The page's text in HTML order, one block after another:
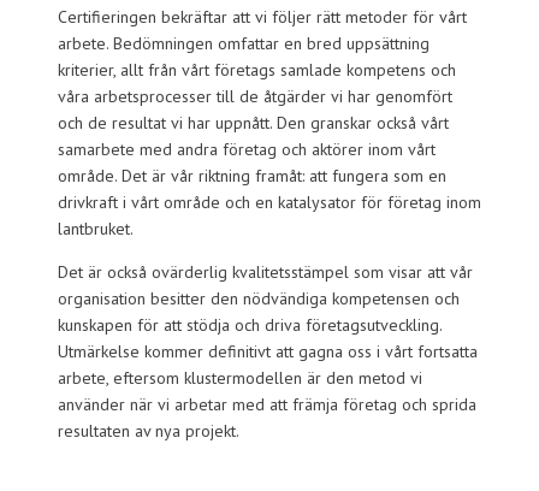
Certifieringen bekräftar att vi följer rätt metoder för vårt
arbete. Bedömningen omfattar en bred uppsättning
kriterier, allt från vårt företags samlade kompetens och
våra arbetsprocesser till de åtgärder vi har genomfört
och de resultat vi har uppnått. Den granskar också vårt
samarbete med andra företag och aktörer inom vårt
område. Det är vår riktning framåt: att fungera som en
drivkraft i vårt område och en katalysator för företag inom
lantbruket.
Det är också ovärderlig kvalitetsstämpel som visar att vår
organisation besitter den nödvändiga kompetensen och
kunskapen för att stödja och driva företagsutveckling.
Utmärkelse kommer definitivt att gagna oss i vårt fortsatta
arbete, eftersom klustermodellen är den metod vi
använder när vi arbetar med att främja företag och sprida
resultaten av nya projekt.